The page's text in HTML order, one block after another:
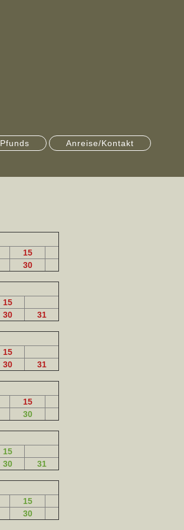
Pfunds Anreise/Kontakt
15
30
15
30 31
15
30 31
15
30
15
30 31
15
30